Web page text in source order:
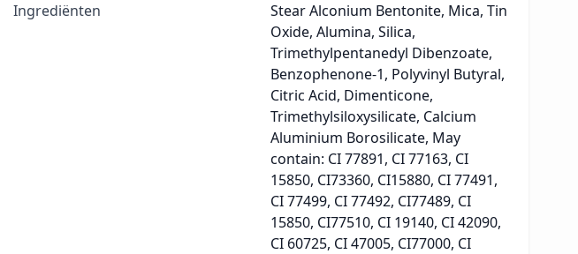
Ingrediënten
Stear Alconium Bentonite, Mica, Tin
Oxide, Alumina, Silica,
Trimethylpentanedyl Dibenzoate,
Benzophenone-1, Polyvinyl Butyral,
Citric Acid, Dimenticone,
Trimethylsiloxysilicate, Calcium
Aluminium Borosilicate, May
contain: CI 77891, CI 77163, CI
15850, CI73360, CI15880, CI 77491,
CI 77499, CI 77492, CI77489, CI
15850, CI77510, CI 19140, CI 42090,
CI 60725, CI 47005, CI77000, CI